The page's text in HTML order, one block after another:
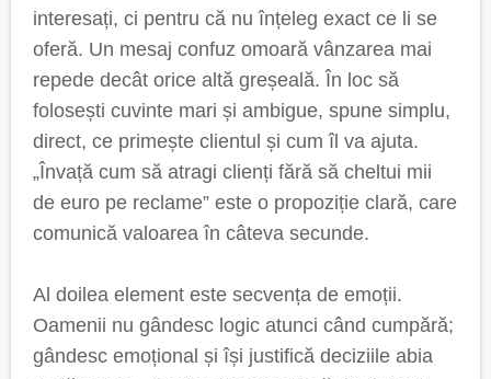
interesați, ci pentru că nu înțeleg exact ce li se
oferă. Un mesaj confuz omoară vânzarea mai
repede decât orice altă greșeală. În loc să
folosești cuvinte mari și ambigue, spune simplu,
direct, ce primește clientul și cum îl va ajuta.
„Învață cum să atragi clienți fără să cheltui mii
de euro pe reclame” este o propoziție clară, care
comunică valoarea în câteva secunde.
Al doilea element este secvența de emoții.
Oamenii nu gândesc logic atunci când cumpără;
gândesc emoțional și își justifică deciziile abia